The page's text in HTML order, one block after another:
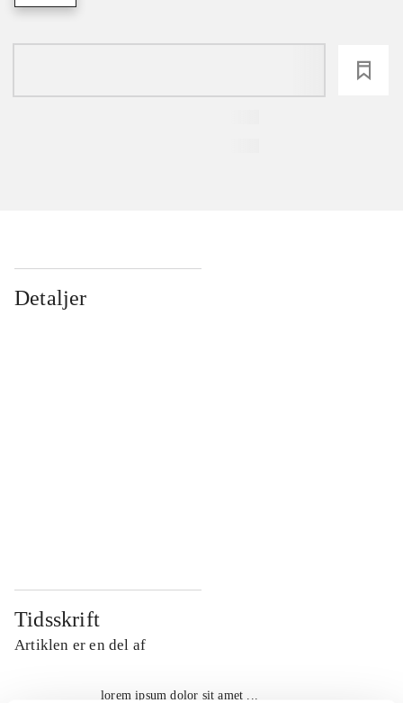
Detaljer
Tidsskrift
Artiklen er en del af
lorem ipsum dolor sit amet ...